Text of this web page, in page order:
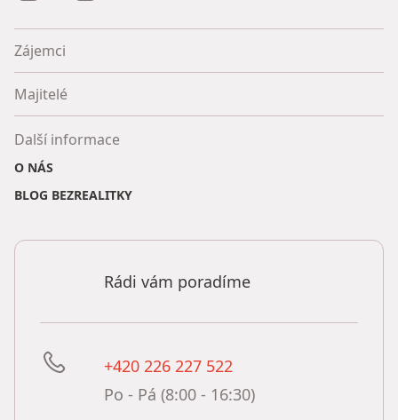
Zájemci
Majitelé
Další informace
O NÁS
BLOG BEZREALITKY
Rádi vám poradíme
+420 226 227 522
Po - Pá (8:00 - 16:30)